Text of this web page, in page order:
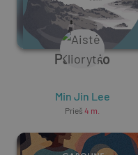
Pachinko
Min Jin Lee
Prieš 4 m.